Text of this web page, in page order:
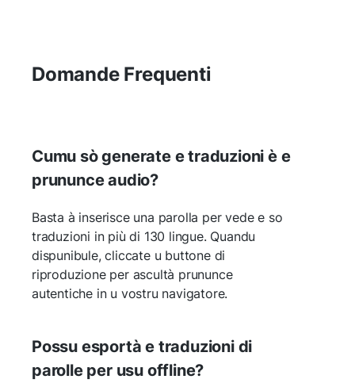
Domande Frequenti
Cumu sò generate e traduzioni è e
prununce audio?
Basta à inserisce una parolla per vede e so
traduzioni in più di 130 lingue. Quandu
dispunibule, cliccate u buttone di
riproduzione per ascultà prununce
autentiche in u vostru navigatore.
Possu esportà e traduzioni di
parolle per usu offline?